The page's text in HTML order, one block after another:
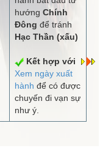
hướng Chính
Đông để tránh
Hạc Thần (xấu)
Kết hợp với
Xem ngày xuất
hành để có được
chuyến đi vạn sự
như ý.